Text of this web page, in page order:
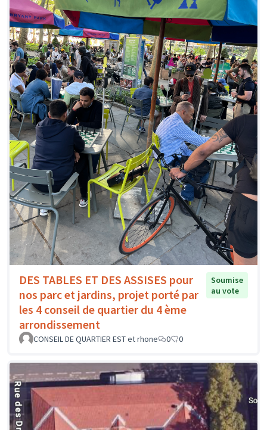
DES TABLES ET DES ASSISES pour
nos parc et jardins, projet porté par
les 4 conseil de quartier du 4 ème
arrondissement
Soumise
au vote
CONSEIL DE QUARTIER EST et rhone 0 0